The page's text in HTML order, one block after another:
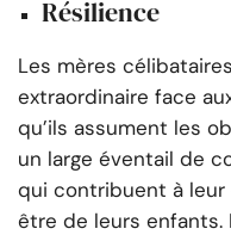
Résilience
Les mères
extraordinaire face
qu’ils assument les
un large éventail de
qui contribuent à
être de leurs enfants.